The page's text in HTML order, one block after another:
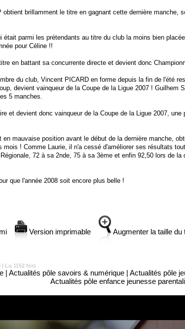
brillamment le titre en gagnant cette dernière manche,
parmi les prétendants au titre du club la moins bien
pour Céline !!
en battant sa concurrente directe et devient donc
du club, Vincent PICARD en forme depuis la fin de l'été
devient vainqueur de la Coupe de la Ligue 2007 ! Guilhem
5 manches.
et devient donc vainqueur de la Coupe de la Ligue 2007, une
mauvaise position avant le début de la dernière manche,
! Comme Laurie, il n'a cessé d'améliorer ses résultats
72 à sa 2nde, 75 à sa 3ème et enfin 92,50 lors de la
que l'année 2008 soit encore plus belle !
Version imprimable Augmenter la taille du
| Lu 1152 fois
| Actualités pôle savoirs & numérique | Actualités pôle
Actualités pôle enfance jeunesse